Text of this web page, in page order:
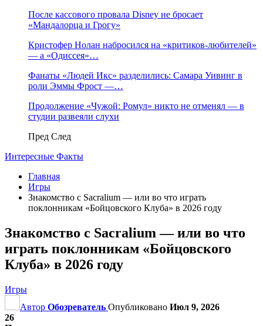
После кассового провала Disney не бросает
«Мандалорца и Грогу»
Кристофер Нолан набросился на «критиков-любителей»
— а «Одиссея»…
Фанаты «Людей Икс» разделились: Самара Уивинг в
роли Эммы Фрост —…
Продолжение «Чужой: Ромул» никто не отменял — в
студии развеяли слухи
Пред След
Интересные Факты
Главная
Игры
Знакомство с Sacralium — или во что играть
поклонникам «Бойцовского Клуба» в 2026 году
Знакомство с Sacralium — или во что
играть поклонникам «Бойцовского
Клуба» в 2026 году
Игры
Автор Обозреватель Опубликовано Июл 9, 2026
26